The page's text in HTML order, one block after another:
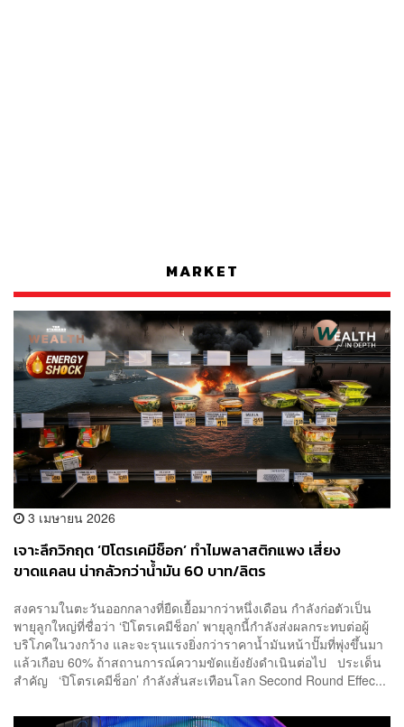
MARKET
3 เมษายน 2026
เจาะลึกวิกฤต ‘ปิโตรเคมีช็อก’ ทำไมพลาสติกแพง เสี่ยง
ขาดแคลน น่ากลัวกว่าน้ำมัน 60 บาท/ลิตร
สงครามในตะวันออกกลางที่ยืดเยื้อมากว่าหนึ่งเดือน กำลังก่อตัวเป็น
พายุลูกใหญ่ที่ชื่อว่า ‘ปิโตรเคมีช็อก’ พายุลูกนี้กำลังส่งผลกระทบต่อผู้
บริโภคในวงกว้าง และจะรุนแรงยิ่งกว่าราคาน้ำมันหน้าปั๊มที่พุ่งขึ้นมา
แล้วเกือบ 60% ถ้าสถานการณ์ความขัดแย้งยังดำเนินต่อไป ประเด็น
สำคัญ ‘ปิโตรเคมีช็อก’ กำลังสั่นสะเทือนโลก Second Round Effec...